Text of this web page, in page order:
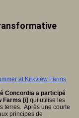
Concordia a participé
Farms [i] qui utilise les
terres. Après une courte
principes de